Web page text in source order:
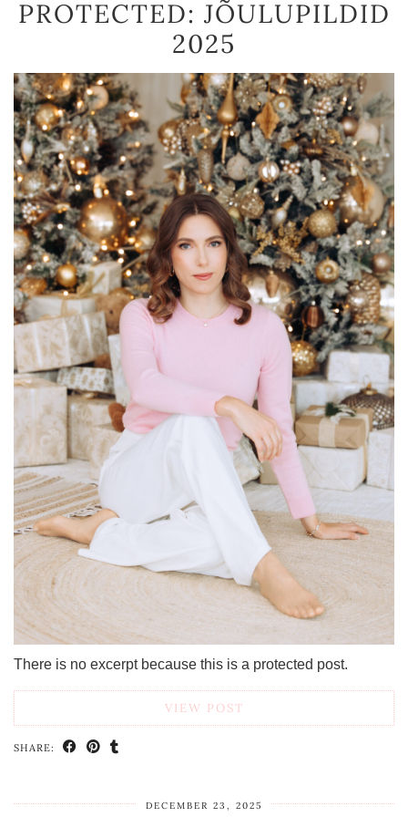
PROTECTED: JÕULUPILDID
2025
There is no excerpt because this is a protected post.
VIEW POST
SHARE:
DECEMBER 23, 2025